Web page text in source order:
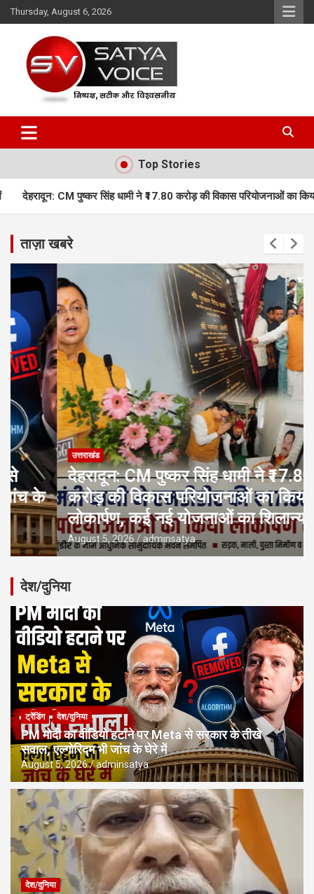
Skip
to
Thursday, August 6, 2026
Satya Voice
Top Stories
धामी ने ₹17.80 करोड़ की विकास परियोजनाओं का किया लोकार्पण, कई नई
ताज़ा खबरे
उत्तराखंड
देहरादून: CM पुष्कर सिंह धामी ने ₹17.80
करोड़ की विकास परियोजनाओं का किया
लोकार्पण, कई नई योजनाओं का शिलान्यास
August 5, 2026 adminsatya
देश/दुनिया
ट्रेंडिंग देश/दुनिया
PM मोदी का वीडियो हटाने पर Meta से सरकार के तीखे
सवाल, एल्गोरिद्म भी जांच के घेरे में
August 5, 2026 adminsatya
देश/दुनिया